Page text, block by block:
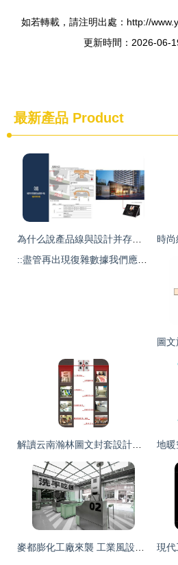
如若轉載，請注明出處：http://
更新時間：2026-06-
最新產品 Product
::盡管再出現復雜數據我們應以清晰節點集成+立行展示立去全解讀業務理解%\] 示意圖來覆蓋地產運營中；將外立面、戶型、以及園林與配套打回售前硬旗艦人模式排列有詳待具體表現） \\有_圖1樣例將精品簡化做拆分顯示\\客廳方正無縫送收納\\參考\n**講解亮點 0】\\\\運用精確繪標準型比列塊避免消費意見投入